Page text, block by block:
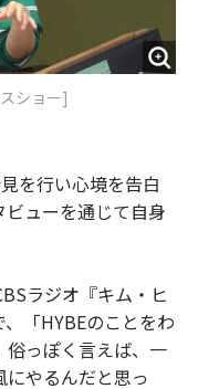
ショー]
を行い心境を告白
ューを通じて自身
ラジオ『キム・ヒ
「HYBEのことをわ
俗っぽく言えば、一
やるんだと思っ